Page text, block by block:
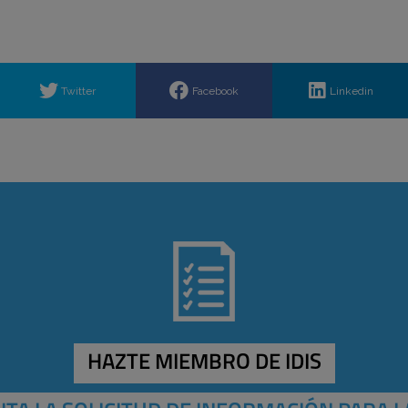
Twitter Facebook Linkedin
HAZTE MIEMBRO DE IDIS